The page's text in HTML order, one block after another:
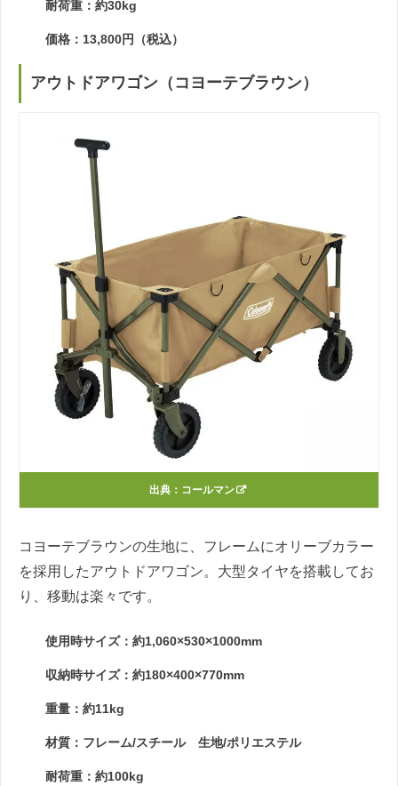
耐荷重：約30kg
価格：13,800円（税込）
アウトドアワゴン（コヨーテブラウン）
出典： コールマン
コヨーテブラウンの生地に、フレームにオリーブカラー
を採用したアウトドアワゴン。大型タイヤを搭載してお
り、移動は楽々です。
使用時サイズ：約1,060×530×1000mm
収納時サイズ：約180×400×770mm
重量：約11kg
材質：フレーム/スチール 生地/ポリエステル
耐荷重：約100kg